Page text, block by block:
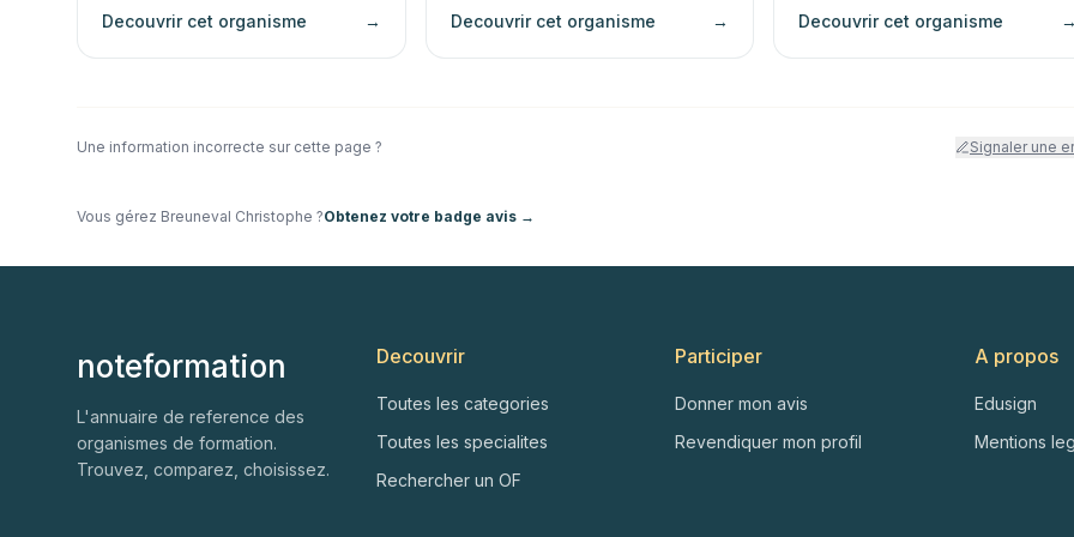
Decouvrir cet organisme → Decouvrir cet organisme → Decouvrir cet organisme →
Une information incorrecte sur cette page ? Signaler une
Vous gérez Breuneval Christophe ?Obtenez votre badge avis →
noteformation
L'annuaire de reference des
organismes de formation.
Trouvez, comparez, choisissez.
Decouvrir
Toutes les categories
Toutes les specialites
Rechercher un OF
Participer
Donner mon avis
Revendiquer mon profil
A propos
Edusign
Mentions